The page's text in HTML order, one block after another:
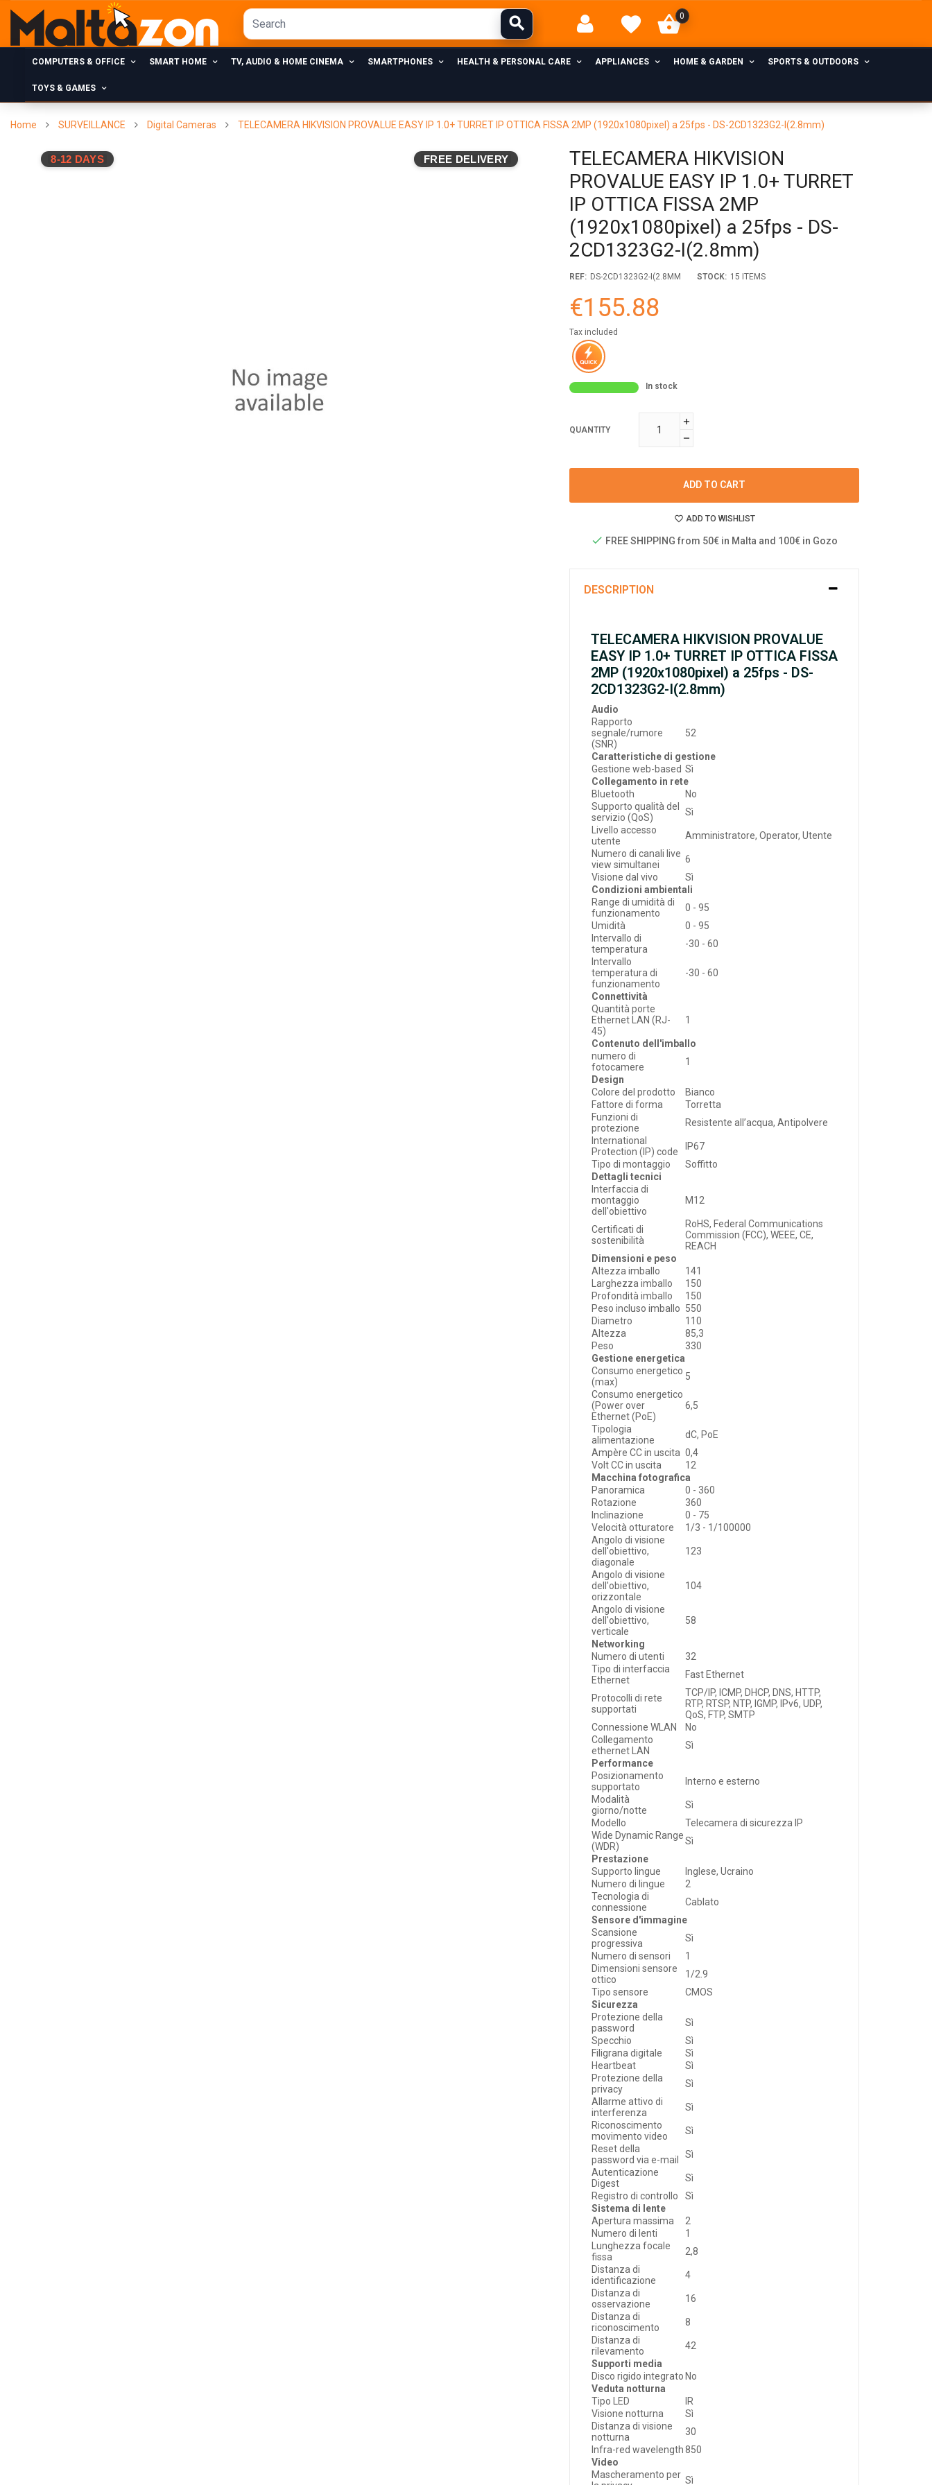
0
COMPUTERS & OFFICE SMART HOME TV, AUDIO & HOME CINEMA SMARTPHONES HEALTH & PERSONAL CARE APPLIANCES HOME & GARDEN SPORTS & OUTDOORS
TOYS & GAMES
Home SURVEILLANCE Digital Cameras TELECAMERA HIKVISION PROVALUE EASY IP 1.0+ TURRET IP OTTICA FISSA 2MP (1920x1080pixel) a 25fps - DS-2CD1323G2-I(2.8mm)
8-12 DAYS FREE DELIVERY
TELECAMERA HIKVISION
PROVALUE EASY IP 1.0+ TURRET
IP OTTICA FISSA 2MP
(1920x1080pixel) a 25fps - DS-
2CD1323G2-I(2.8mm)
REF: DS-2CD1323G2-I(2.8MM STOCK: 15 ITEMS
€155.88
Tax included
In stock
QUANTITY
ADD TO CART
ADD TO WISHLIST
FREE SHIPPING from 50€ in Malta and 100€ in Gozo
DESCRIPTION
TELECAMERA HIKVISION PROVALUE
EASY IP 1.0+ TURRET IP OTTICA FISSA
2MP (1920x1080pixel) a 25fps - DS-
2CD1323G2-I(2.8mm)
Audio
Rapporto
segnale/rumore
(SNR)
52
Caratteristiche di gestione
Gestione web-based Sì
Collegamento in rete
Bluetooth
No
Supporto qualità del
servizio (QoS)
Sì
Livello accesso
utente
Amministratore, Operator, Utente
Numero di canali live
view simultanei
6
Visione dal vivo
Sì
Condizioni ambientali
Range di umidità di
funzionamento
0 - 95
Umidità
0 - 95
Intervallo di
temperatura
-30 - 60
Intervallo
temperatura di
funzionamento
-30 - 60
Connettività
Quantità porte
Ethernet LAN (RJ-
45)
1
Contenuto dell'imballo
numero di
fotocamere
1
Design
Colore del prodotto
Bianco
Fattore di forma
Torretta
Funzioni di
protezione
Resistente all’acqua, Antipolvere
International
Protection (IP) code
IP67
Tipo di montaggio
Soffitto
Dettagli tecnici
Interfaccia di
montaggio
dell'obiettivo
M12
Certificati di
sostenibilità
RoHS, Federal Communications
Commission (FCC), WEEE, CE,
REACH
Dimensioni e peso
Altezza imballo
141
Larghezza imballo
150
Profondità imballo
150
Peso incluso imballo 550
Diametro
110
Altezza
85,3
Peso
330
Gestione energetica
Consumo energetico
(max)
5
Consumo energetico
(Power over
Ethernet (PoE)
6,5
Tipologia
alimentazione
dC, PoE
Ampère CC in uscita 0,4
Volt CC in uscita
12
Macchina fotografica
Panoramica
0 - 360
Rotazione
360
Inclinazione
0 - 75
Velocità otturatore
1/3 - 1/100000
Angolo di visione
dell'obiettivo,
diagonale
123
Angolo di visione
dell'obiettivo,
orizzontale
104
Angolo di visione
dell'obiettivo,
verticale
58
Networking
Numero di utenti
32
Tipo di interfaccia
Ethernet
Fast Ethernet
Protocolli di rete
supportati
TCP/IP, ICMP, DHCP, DNS, HTTP,
RTP, RTSP, NTP, IGMP, IPv6, UDP,
QoS, FTP, SMTP
Connessione WLAN
No
Collegamento
ethernet LAN
Sì
Performance
Posizionamento
supportato
Interno e esterno
Modalità
giorno/notte
Sì
Modello
Telecamera di sicurezza IP
Wide Dynamic Range
(WDR)
Sì
Prestazione
Supporto lingue
Inglese, Ucraino
Numero di lingue
2
Tecnologia di
connessione
Cablato
Sensore d'immagine
Scansione
progressiva
Sì
Numero di sensori
1
Dimensioni sensore
ottico
1/2.9
Tipo sensore
CMOS
Sicurezza
Protezione della
password
Sì
Specchio
Sì
Filigrana digitale
Sì
Heartbeat
Sì
Protezione della
privacy
Sì
Allarme attivo di
interferenza
Sì
Riconoscimento
movimento video
Sì
Reset della
password via e-mail
Sì
Autenticazione
Digest
Sì
Registro di controllo
Sì
Sistema di lente
Apertura massima
2
Numero di lenti
1
Lunghezza focale
fissa
2,8
Distanza di
identificazione
4
Distanza di
osservazione
16
Distanza di
riconoscimento
8
Distanza di
rilevamento
42
Supporti media
Disco rigido integrato No
Veduta notturna
Tipo LED
IR
Visione notturna
Sì
Distanza di visione
notturna
30
Infra-red wavelength 850
Video
Mascheramento per Sì